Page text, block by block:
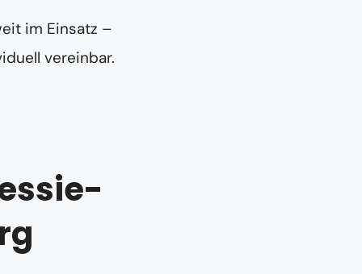
im Einsatz –
vereinbar.